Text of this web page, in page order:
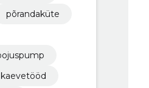
põrandaküte
kaevetööd